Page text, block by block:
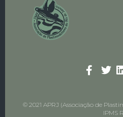
© 2021 APRJ (Associação de
IPMS